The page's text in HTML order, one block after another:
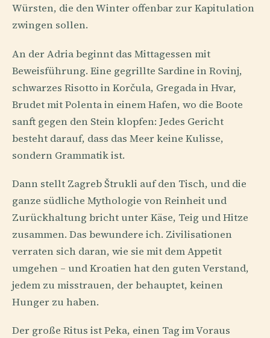
Würsten, die den Winter offenbar zur Kapitulation
zwingen sollen.
An der Adria beginnt das Mittagessen mit
Beweisführung. Eine gegrillte Sardine in Rovinj,
schwarzes Risotto in Korčula, Gregada in Hvar,
Brudet mit Polenta in einem Hafen, wo die Boote
sanft gegen den Stein klopfen: Jedes Gericht
besteht darauf, dass das Meer keine Kulisse,
sondern Grammatik ist.
Dann stellt Zagreb Štrukli auf den Tisch, und die
ganze südliche Mythologie von Reinheit und
Zurückhaltung bricht unter Käse, Teig und Hitze
zusammen. Das bewundere ich. Zivilisationen
verraten sich daran, wie sie mit dem Appetit
umgehen – und Kroatien hat den guten Verstand,
jedem zu misstrauen, der behauptet, keinen
Hunger zu haben.
Der große Ritus ist Peka, einen Tag im Voraus